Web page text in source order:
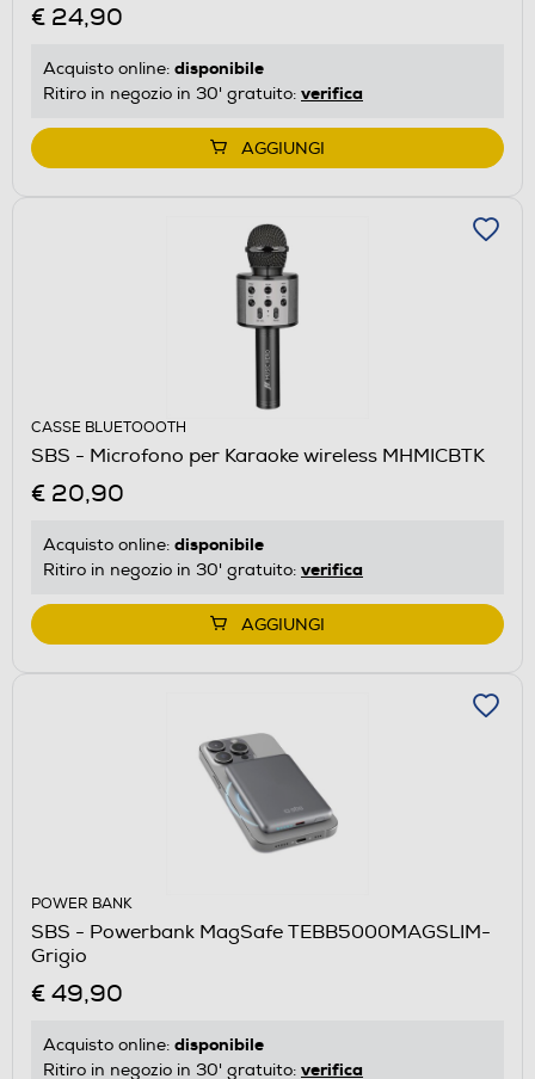
€ 24,90
Acquisto online: disponibile
Ritiro in negozio in 30' gratuito: verifica
AGGIUNGI
CASSE BLUETOOOTH
SBS - Microfono per Karaoke wireless MHMICBTK
€ 20,90
Acquisto online: disponibile
Ritiro in negozio in 30' gratuito: verifica
AGGIUNGI
POWER BANK
SBS - Powerbank MagSafe TEBB5000MAGSLIM-
Grigio
€ 49,90
Acquisto online: disponibile
Ritiro in negozio in 30' gratuito: verifica